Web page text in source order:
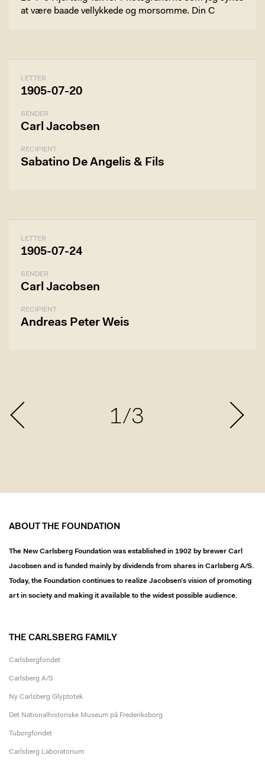
at være baade vellykkede og morsomme. Din C
LETTER
1905-07-20
SENDER
Carl Jacobsen
RECIPIENT
Sabatino De Angelis & Fils
LETTER
1905-07-24
SENDER
Carl Jacobsen
RECIPIENT
Andreas Peter Weis
1/3
ABOUT THE FOUNDATION
The New Carlsberg Foundation was established in 1902 by brewer Carl
Jacobsen and is funded mainly by dividends from shares in Carlsberg A/S.
Today, the Foundation continues to realize Jacobsen’s vision of promoting
art in society and making it available to the widest possible audience.
THE CARLSBERG FAMILY
Carlsbergfondet
Carlsberg A/S
Ny Carlsberg Glyptotek
Det Nationalhistoriske Museum på Frederiksborg
Tuborgfondet
Carlsberg Laboratorium